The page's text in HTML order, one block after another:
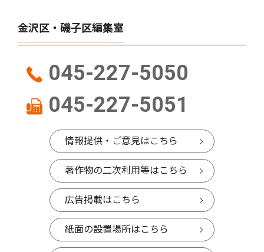
金沢区・磯子区編集室
045-227-5050
045-227-5051
情報提供・ご意見はこちら
著作物の二次利用等はこちら
広告掲載はこちら
紙面の設置場所はこちら